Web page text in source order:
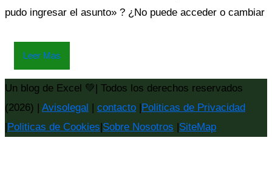
pudo ingresar el asunto» ? ¿No puede acceder o cambiar
Leer Mas
Un blog de Excel 💚| Todos los derechos reservados
(2026) | Avisolegal | contacto |Politicas de Privacidad
|Politicas de Cookies|Sobre Nosotros |SiteMap